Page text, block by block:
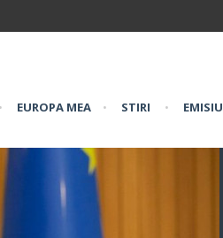
• EUROPA MEA • STIRI •